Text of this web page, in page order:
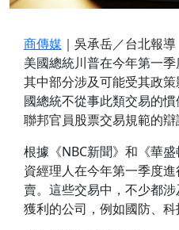
商傳媒｜吳承岳／台北報導
美國總統川普在今年第一
其中部分涉及可能受其政
國總統不從事此類交易的
聯邦官員股票交易規範的辯
根據《NBC新聞》和《華
資經理人在今年第一季度
賣。這些交易中，不少都
獲利的公司，例如國防、科